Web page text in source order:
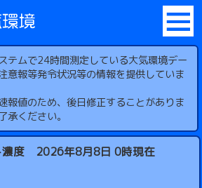
テムで24時間測定している大気環境デー
意報等発令状況等の情報を提供していま
報値のため、後日修正することがありま
承ください。
濃度 2026年8月8日 0時現在